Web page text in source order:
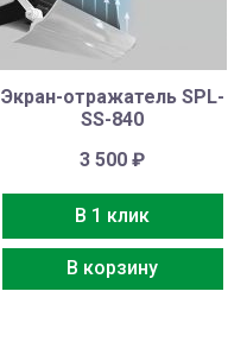
Экран-отражатель SPL-
SS-840
3 500₽
В 1 клик
В корзину